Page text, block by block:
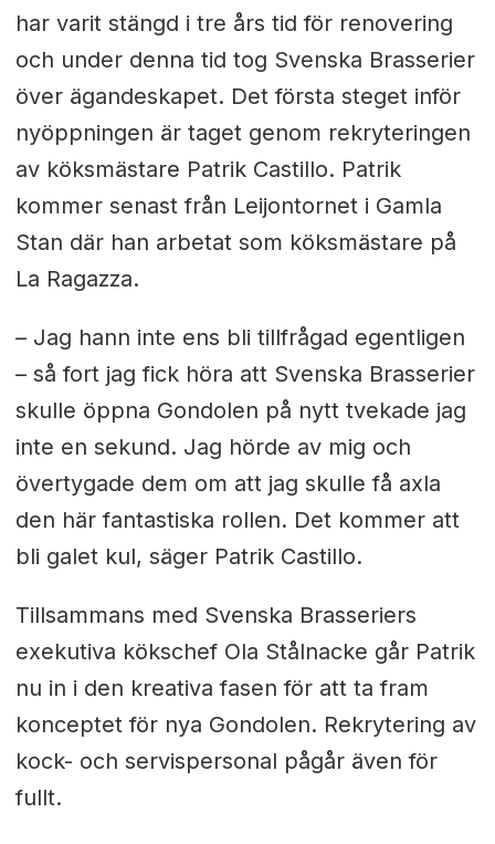
har varit stängd i tre års tid för renovering
och under denna tid tog Svenska Brasserier
över ägandeskapet. Det första steget inför
nyöppningen är taget genom rekryteringen
av köksmästare Patrik Castillo. Patrik
kommer senast från Leijontornet i Gamla
Stan där han arbetat som köksmästare på
La Ragazza.
– Jag hann inte ens bli tillfrågad egentligen
– så fort jag fick höra att Svenska Brasserier
skulle öppna Gondolen på nytt tvekade jag
inte en sekund. Jag hörde av mig och
övertygade dem om att jag skulle få axla
den här fantastiska rollen. Det kommer att
bli galet kul, säger Patrik Castillo.
Tillsammans med Svenska Brasseriers
exekutiva kökschef Ola Stålnacke går Patrik
nu in i den kreativa fasen för att ta fram
konceptet för nya Gondolen. Rekrytering av
kock- och servispersonal pågår även för
fullt.